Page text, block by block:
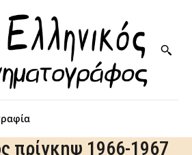
πρίγκηψ 1966-1967